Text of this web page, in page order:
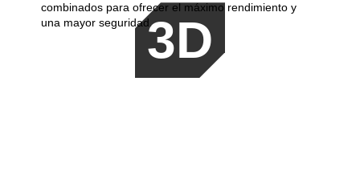
combinados para ofrecer el máximo rendimiento y
una mayor seguridad.3D